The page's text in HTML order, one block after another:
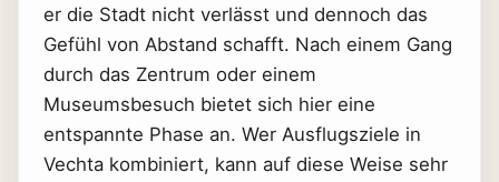
er die Stadt nicht verlässt und dennoch das
Gefühl von Abstand schafft. Nach einem Gang
durch das Zentrum oder einem
Museumsbesuch bietet sich hier eine
entspannte Phase an. Wer Ausflugsziele in
Vechta kombiniert, kann auf diese Weise sehr